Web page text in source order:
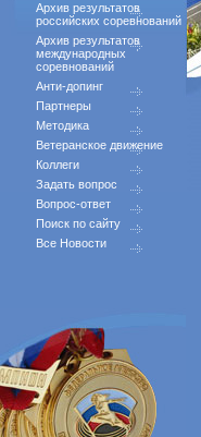
Архив результатов
российских соревнований
Архив результатов
международных
соревнований
Анти-допинг
Партнеры
Методика
Ветеранское движение
Коллеги
Задать вопрос
Вопрос-ответ
Поиск по сайту
Все Новости